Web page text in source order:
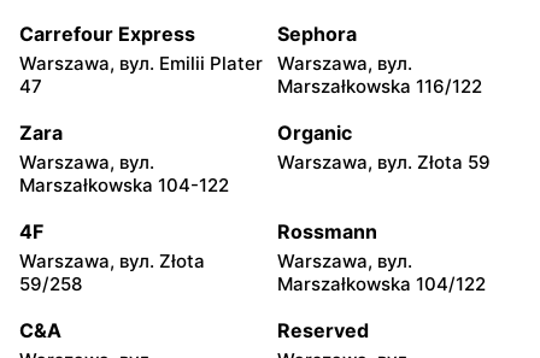
12
Słoneczko
Raczyńskiego 8
Słoneczko
Śródwiejska 23
Słoneczko Słoneczko
Słoneczko
Mykanów, вул. Słoneczna 2
Słoneczko
Wieluń, вул. Sieniec 80 D
Słoneczko Słoneczko
Carrefour Express
Warszawa, вул. Emilii Plater
47
Sephora
Warszawa, вул.
Marszałkowska 116/122
Zara
Warszawa, вул.
Marszałkowska 104-122
Organic
Warszawa, вул. Złota 59
4F
Warszawa, вул. Złota
59/258
Rossmann
Warszawa, вул.
Marszałkowska 104/122
C&A Reserved